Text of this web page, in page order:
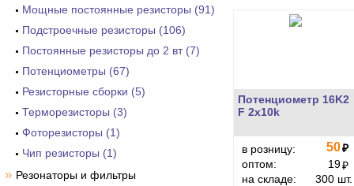
Мощные постоянные резисторы (91)
Подстроечные резисторы (106)
Постоянные резисторы до 2 вт (7)
Потенциометры (67)
Резисторные сборки (5)
Терморезисторы (3)
Фоторезисторы (1)
Чип резисторы (1)
» Резонаторы и фильтры
Потенциометр 16K2
F 2x10k
в розницу: 50₽
оптом:
19₽
на складе:
300 шт.